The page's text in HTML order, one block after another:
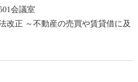
会議室
改正 ～不動産の売買や賃貸借に及